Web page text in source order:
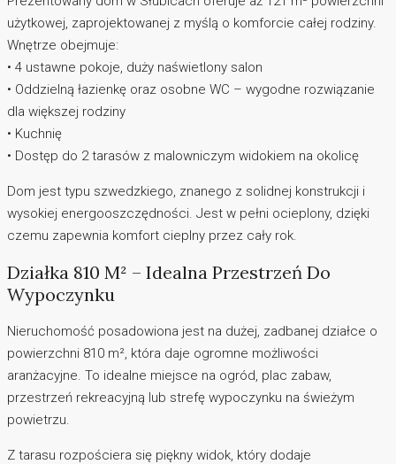
użytkowej, zaprojektowanej z myślą o komforcie całej rodziny.
Wnętrze obejmuje:
• 4 ustawne pokoje, duży naświetlony salon
• Oddzielną łazienkę oraz osobne WC – wygodne rozwiązanie
dla większej rodziny
• Kuchnię
• Dostęp do 2 tarasów z malowniczym widokiem na okolicę
Dom jest typu szwedzkiego, znanego z solidnej konstrukcji i
wysokiej energooszczędności. Jest w pełni ocieplony, dzięki
czemu zapewnia komfort cieplny przez cały rok.
Działka 810 M² – Idealna Przestrzeń Do
Wypoczynku
Nieruchomość posadowiona jest na dużej, zadbanej działce o
powierzchni 810 m², która daje ogromne możliwości
aranżacyjne. To idealne miejsce na ogród, plac zabaw,
przestrzeń rekreacyjną lub strefę wypoczynku na świeżym
powietrzu.
Z tarasu rozpościera się piękny widok, który dodaje